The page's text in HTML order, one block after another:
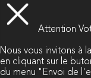
Attention
Nous vous invitons à
en cliquant sur le
du menu "Envoi de